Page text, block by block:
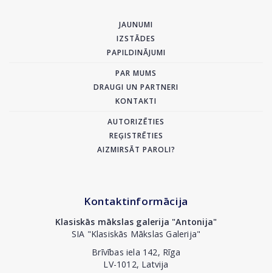
JAUNUMI
IZSTĀDES
PAPILDINĀJUMI
PAR MUMS
DRAUGI UN PARTNERI
KONTAKTI
AUTORIZĒTIES
REĢISTRĒTIES
AIZMIRSĀT PAROLI?
Kontaktinformācija
Klasiskās mākslas galerija "Antonija"
SIA "Klasiskās Mākslas Galerija"
Brīvības iela 142, Rīga
LV-1012, Latvija